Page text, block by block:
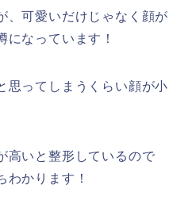
、可愛いだけじゃなく顔が
になっています！
思ってしまうくらい顔が小
高いと整形しているので
わかります！